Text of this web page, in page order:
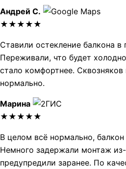
Андрей С.
★★★★★
Ставили остекление балкона в
Переживали, что будет
стало комфортнее. Сквозняков
нормально.
Марина
★★★★★
В целом всё нормально, балкон
Немного задержали монтаж
предупредили заранее. По